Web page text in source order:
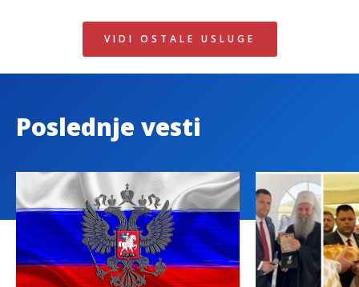
VIDI OSTALE USLUGE
Poslednje vesti